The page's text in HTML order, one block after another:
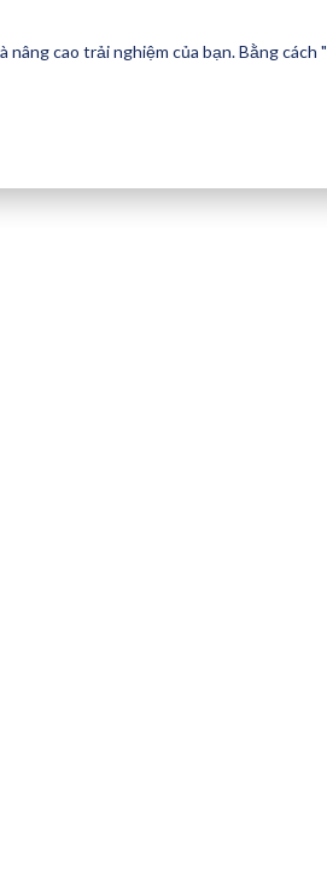
cao trải nghiệm của bạn. Bằng cách "